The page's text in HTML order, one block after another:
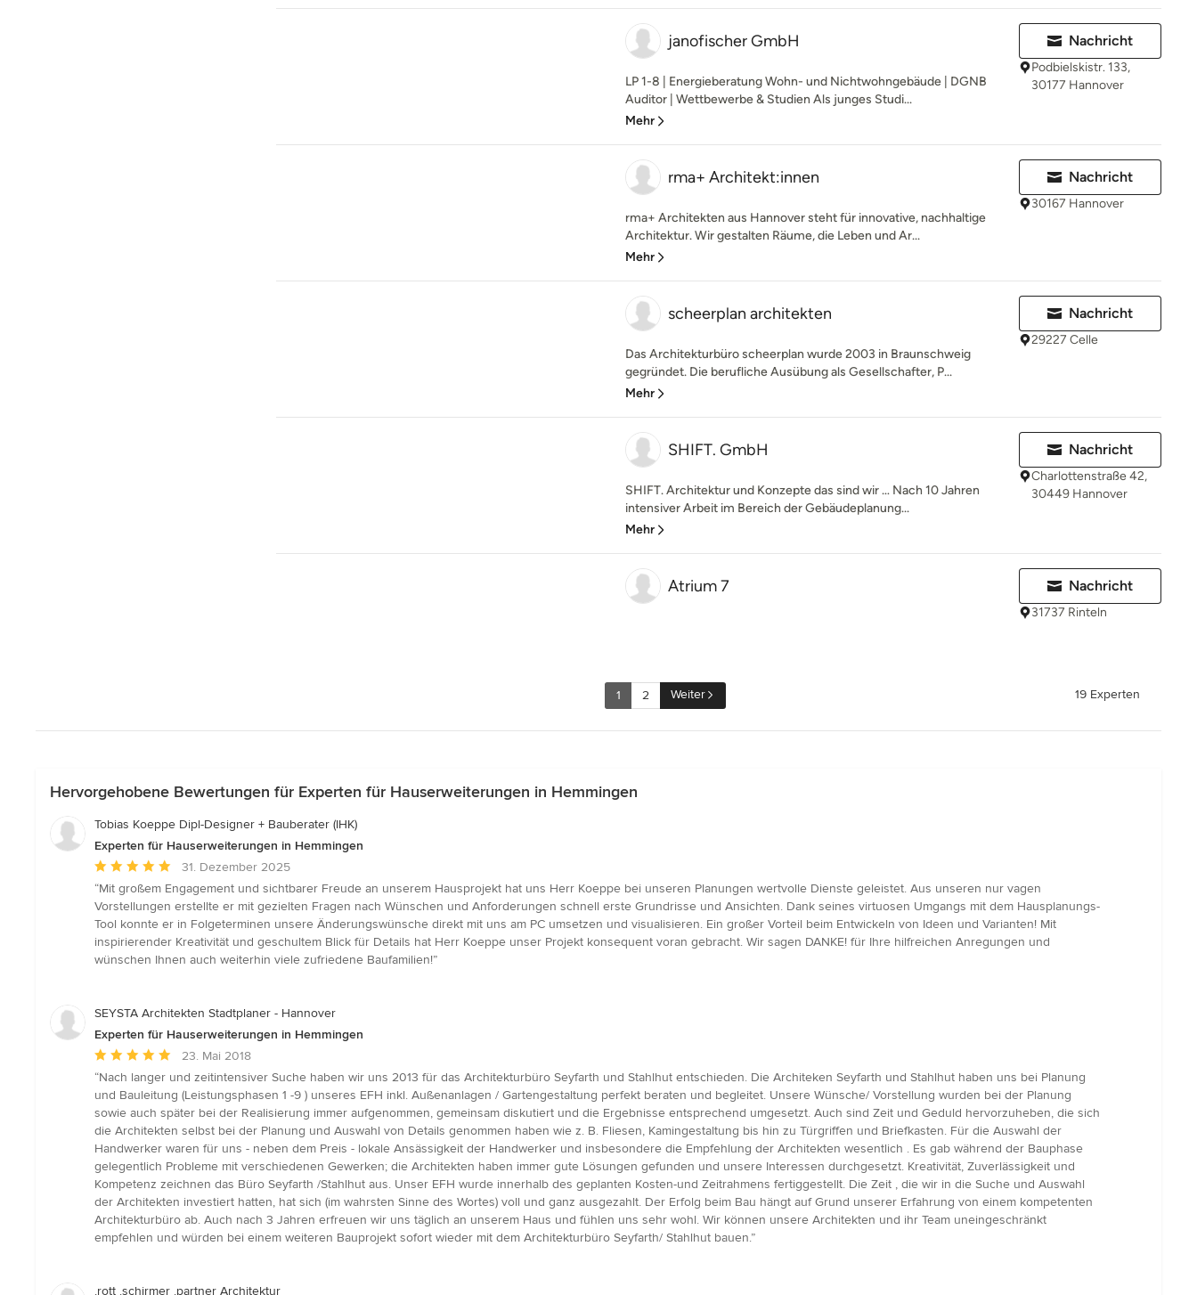
janofischer GmbH
LP 1-8 | Energieberatung Wohn- und Nichtwohngebäude | DGNB
Auditor | Wettbewerbe & Studien Als junges Studi...
Mehr
Nachricht
Podbielskistr. 133,
30177 Hannover
rma+ Architekt:innen
rma+ Architekten aus Hannover steht für innovative, nachhaltige
Architektur. Wir gestalten Räume, die Leben und Ar...
Mehr
Nachricht
30167 Hannover
scheerplan architekten
Das Architekturbüro scheerplan wurde 2003 in Braunschweig
gegründet. Die berufliche Ausübung als Gesellschafter, P...
Mehr
Nachricht
29227 Celle
SHIFT. GmbH
SHIFT. Architektur und Konzepte das sind wir … Nach 10 Jahren
intensiver Arbeit im Bereich der Gebäudeplanung...
Mehr
Nachricht
Charlottenstraße 42,
30449 Hannover
Atrium 7 Nachricht
31737 Rinteln
1 2 Weiter 19 Experten
Hervorgehobene Bewertungen für Experten für Hauserweiterungen in Hemmingen
Tobias Koeppe Dipl-Designer + Bauberater (IHK)
Experten für Hauserweiterungen in Hemmingen
Durchschnittliche
Bewertung:
5
von
5
Sternen
31. Dezember 2025
“Mit großem Engagement und sichtbarer Freude an unserem Hausprojekt hat uns Herr Koeppe bei unseren Planungen wertvolle Dienste geleistet. Aus unseren nur vagen
Vorstellungen erstellte er mit gezielten Fragen nach Wünschen und Anforderungen schnell erste Grundrisse und Ansichten. Dank seines virtuosen Umgangs mit dem Hausplanungs-
Tool konnte er in Folgeterminen unsere Änderungswünsche direkt mit uns am PC umsetzen und visualisieren. Ein großer Vorteil beim Entwickeln von Ideen und Varianten! Mit
inspirierender Kreativität und geschultem Blick für Details hat Herr Koeppe unser Projekt konsequent voran gebracht. Wir sagen DANKE! für Ihre hilfreichen Anregungen und
wünschen Ihnen auch weiterhin viele zufriedene Baufamilien!”
SEYSTA Architekten Stadtplaner - Hannover
Experten für Hauserweiterungen in Hemmingen
Durchschnittliche
Bewertung:
5
von
5
Sternen
23. Mai 2018
“Nach langer und zeitintensiver Suche haben wir uns 2013 für das Architekturbüro Seyfarth und Stahlhut entschieden. Die Architeken Seyfarth und Stahlhut haben uns bei Planung
und Bauleitung (Leistungsphasen 1 -9 ) unseres EFH inkl. Außenanlagen / Gartengestaltung perfekt beraten und begleitet. Unsere Wünsche/ Vorstellung wurden bei der Planung
sowie auch später bei der Realisierung immer aufgenommen, gemeinsam diskutiert und die Ergebnisse entsprechend umgesetzt. Auch sind Zeit und Geduld hervorzuheben, die sich
die Architekten selbst bei der Planung und Auswahl von Details genommen haben wie z. B. Fliesen, Kamingestaltung bis hin zu Türgriffen und Briefkasten. Für die Auswahl der
Handwerker waren für uns - neben dem Preis - lokale Ansässigkeit der Handwerker und insbesondere die Empfehlung der Architekten wesentlich . Es gab während der Bauphase
gelegentlich Probleme mit verschiedenen Gewerken; die Architekten haben immer gute Lösungen gefunden und unsere Interessen durchgesetzt. Kreativität, Zuverlässigkeit und
Kompetenz zeichnen das Büro Seyfarth /Stahlhut aus. Unser EFH wurde innerhalb des geplanten Kosten-und Zeitrahmens fertiggestellt. Die Zeit , die wir in die Suche und Auswahl
der Architekten investiert hatten, hat sich (im wahrsten Sinne des Wortes) voll und ganz ausgezahlt. Der Erfolg beim Bau hängt auf Grund unserer Erfahrung von einem kompetenten
Architekturbüro ab. Auch nach 3 Jahren erfreuen wir uns täglich an unserem Haus und fühlen uns sehr wohl. Wir können unsere Architekten und ihr Team uneingeschränkt
empfehlen und würden bei einem weiteren Bauprojekt sofort wieder mit dem Architekturbüro Seyfarth/ Stahlhut bauen.”
.rott .schirmer .partner Architektur